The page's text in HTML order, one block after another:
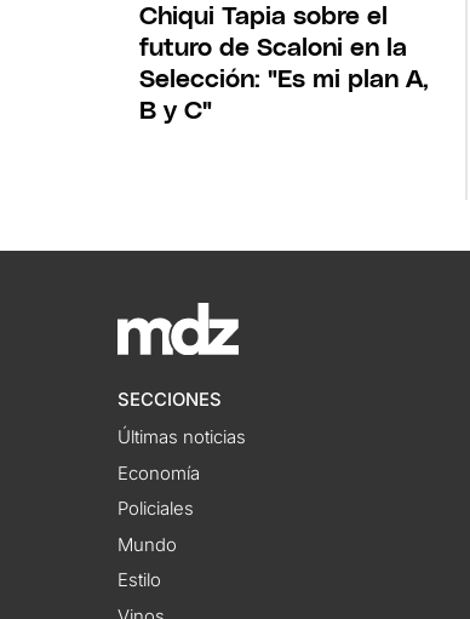
Chiqui Tapia sobre el
futuro de Scaloni en la
Selección: "Es mi plan A,
B y C"
SECCIONES
Últimas noticias
Economía
Policiales
Mundo
Estilo